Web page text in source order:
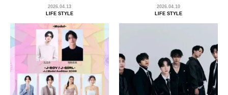
2026.04.13
LIFE STYLE
2026.04.10
LIFE STYLE